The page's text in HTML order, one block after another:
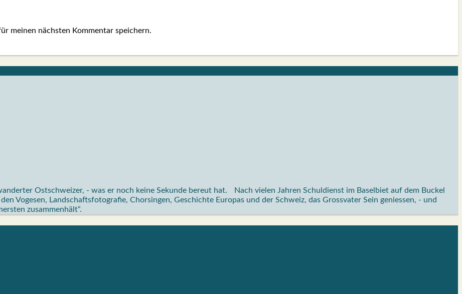
meinen nächsten Kommentar speichern.
Ostschweizer, - was er noch keine Sekunde bereut hat. Nach vielen Jahren Schuldienst im Baselbiet auf dem Buckel
Vogesen, Landschaftsfotografie, Chorsingen, Geschichte Europas und der Schweiz, das Grossvater Sein geniessen, - und
zusammenhält“.